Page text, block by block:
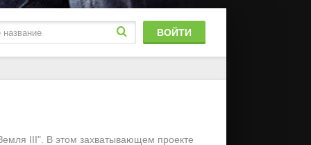
ВОЙТИ
III". В этом захватывающем проекте